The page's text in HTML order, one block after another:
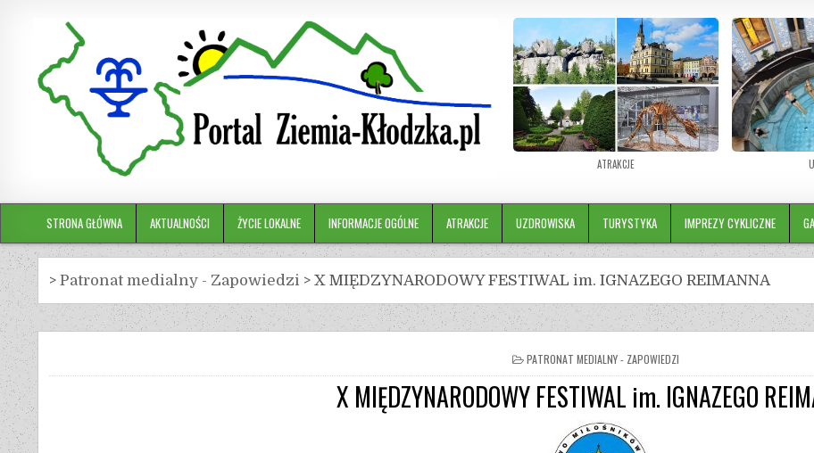
ATRAKCJE
STRONA GŁÓWNA AKTUALNOŚCI ŻYCIE LOKALNE INFORMACJE OGÓLNE ATRAKCJE UZDROWISKA TURYSTYKA IMPREZY CYKLICZNE
> Patronat medialny - Zapowiedzi > X MIĘDZYNARODOWY FESTIWAL im. IGNAZEGO REIMANNA
PATRONAT MEDIALNY - ZAPOWIEDZI
X MIĘDZYNARODOWY FESTIWAL im. IGNAZEGO